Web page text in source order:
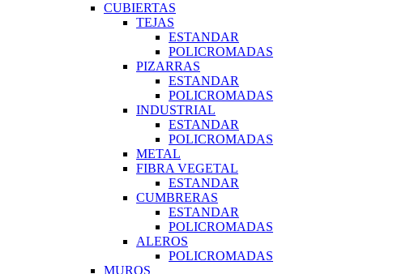
CUBIERTAS
TEJAS
ESTANDAR
POLICROMADAS
PIZARRAS
ESTANDAR
POLICROMADAS
INDUSTRIAL
ESTANDAR
POLICROMADAS
METAL
FIBRA VEGETAL
ESTANDAR
CUMBRERAS
ESTANDAR
POLICROMADAS
ALEROS
POLICROMADAS
MUROS